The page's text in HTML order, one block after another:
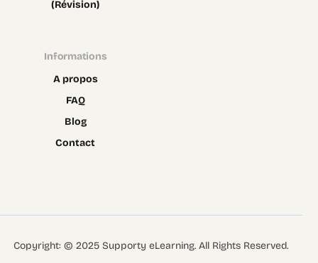
(Révision)
Informations
A propos
FAQ
Blog
Contact
Copyright: © 2025 Supporty eLearning. All Rights Reserved.